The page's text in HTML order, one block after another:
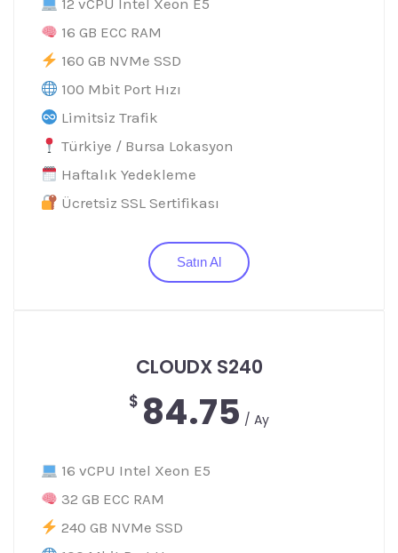
12 vCPU Intel Xeon E5
16 GB ECC RAM
160 GB NVMe SSD
100 Mbit Port Hızı
Limitsiz Trafik
Türkiye / Bursa Lokasyon
Haftalık Yedekleme
Ücretsiz SSL Sertifikası
Satın Al
CLOUDX S240
$ 84.75 / Ay
16 vCPU Intel Xeon E5
32 GB ECC RAM
240 GB NVMe SSD